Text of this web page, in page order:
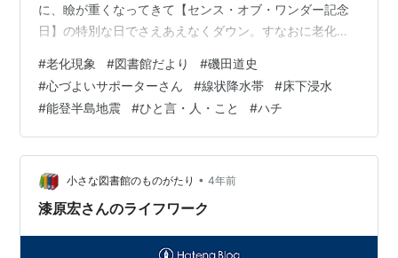
に、瞼が重くなってきて【センス・オブ・ワンダー記念
日】の特別な日でさえあえなくダウン。すなおに老化現
も、頭の隅っこである宿題のことがずっと気になってい
てなんとなく落着かないのです。 「2003年の図書館だよ
りをUPすること」
https://hitokoto2020.hatenablog.com/entry/2023/05/0
3/013621 わくわくするような「図書館だより」です。
https:…
#老化現象 #図書館だより #磯田道史
#心づよいサポーターさん #線状降水帯 #床下浸水
#能登半島地震 #ひと言・人・こと #ハチ
小さな図書館のものがたり • 4年前
漆原宏さんのライフワーク